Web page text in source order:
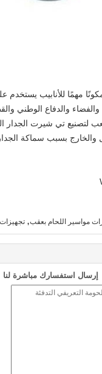
مهمًا للأنابيب
والفضاء والدفاع الوطني
والخارج بسبب سماكة الجدار
مواسير اللحام بعقب, تجهيزات buttweld سلس
إرسال استفسارك مباشرة لنا